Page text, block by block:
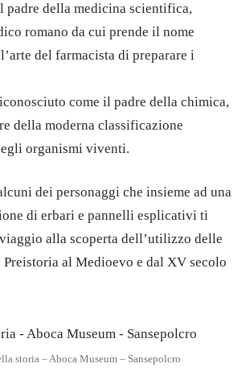
padre della medicina scientifica,
romano da cui prende il nome
del farmacista di preparare i
come il padre della chimica,
della moderna classificazione
organismi viventi.
dei personaggi che insieme ad una
di erbari e pannelli esplicativi ti
alla scoperta dell’utilizzo delle
al Medioevo e dal XV secolo
storia – Aboca Museum – Sansepolcro